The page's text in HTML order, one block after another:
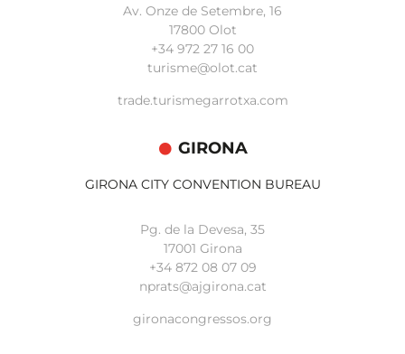
Av. Onze de Setembre, 16
17800 Olot
+34 972 27 16 00
turisme@olot.cat
trade.turismegarrotxa.com
GIRONA
GIRONA CITY CONVENTION BUREAU
Pg. de la Devesa, 35
17001 Girona
+34 872 08 07 09
nprats@ajgirona.cat
gironacongressos.org